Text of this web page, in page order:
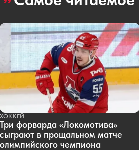
ХОККЕЙ
Три форварда «Локомотива»
сыграют в прощальном матче
олимпийского чемпиона